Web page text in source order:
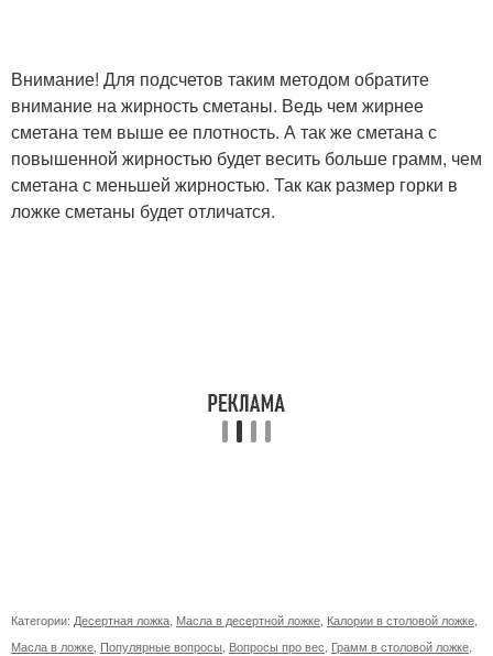
Внимание! Для подсчетов таким методом обратите
внимание на жирность сметаны. Ведь чем жирнее
сметана тем выше ее плотность. А так же сметана с
повышенной жирностью будет весить больше грамм, чем
сметана с меньшей жирностью. Так как размер горки в
ложке сметаны будет отличатся.
Категории: Десертная ложка Масла в десертной ложке Калории в столовой ложке
Масла в ложке Популярные вопросы Вопросы про вес Грамм в столовой ложке